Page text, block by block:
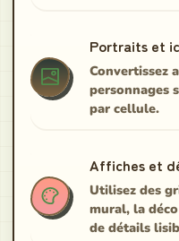
Portraits et
Convertissez
personnages
par cellule.
Affiches et
Utilisez des
mural, la
de détails